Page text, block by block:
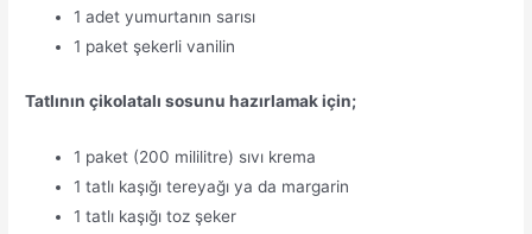
1 adet yumurtanın sarısı
1 paket şekerli vanilin
Tatlının çikolatalı sosunu hazırlamak için;
1 paket (200 mililitre) sıvı krema
1 tatlı kaşığı tereyağı ya da margarin
1 tatlı kaşığı toz şeker